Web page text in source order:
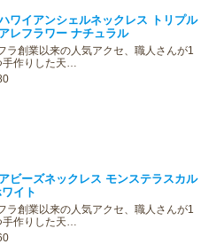
ワイアンシェルネックレス トリプル
レフラワー ナチュラル
ラ創業以来の人気アクセ、職人さんが1
作りした天…
ビーズネックレス モンステラスカル
イト
ラ創業以来の人気アクセ、職人さんが1
手作りした天…